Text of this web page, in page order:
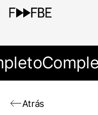
Atrás